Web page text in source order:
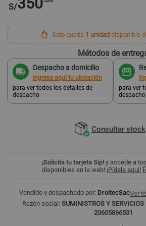
S/
Solo queda 1 unidad disponible
Métodos de
Despacho a domicilio
Ingresa aquí tu ubicación
para ver todos los detalles de
despacho
para ver
despacho
Consultar stock
¡Solicita tu tarjeta Sip! y accede a
disponibles en la web! ¡Pídela aquí!
Vendido y despachado por: DroitecSacVer
Razón social: SUMINISTROS Y SERVICIOS
20605866531